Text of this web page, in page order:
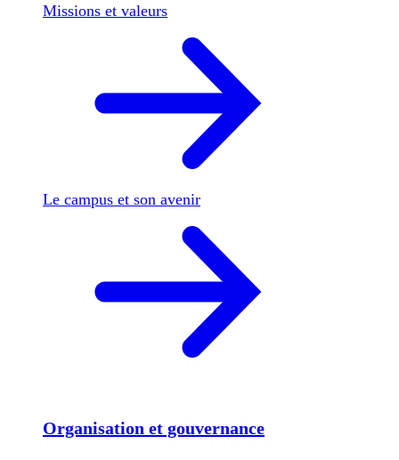
Missions et valeurs
Le campus et son avenir
Organisation et gouvernance